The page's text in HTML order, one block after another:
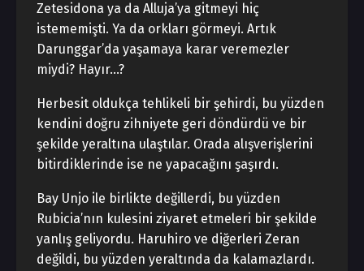
Zetesidona ya da Alluja’ya gitmeyi hiç
istememişti. Ya da orkları görmeyi. Artık
Darunggar’da yaşamaya karar veremezler
miydi? Hayır…?
Herbesit oldukça tehlikeli bir şehirdi, bu yüzden
kendini doğru zihniyete geri döndürdü ve bir
şekilde yeraltına ulaştılar. Orada alışverişlerini
bitirdiklerinde ise ne yapacağını şaşırdı.
Bay Unjo ile birlikte değillerdi, bu yüzden
Rubicia’nın kulesini ziyaret etmeleri bir şekilde
yanlış geliyordu. Haruhiro ve diğerleri Zeran
değildi, bu yüzden yeraltında da kalamazlardı.